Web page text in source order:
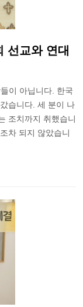
선교와 연대
이 아닙니다. 한국
습니다. 세 분이 나
조치까지 취했습니
차 되지 않았습니